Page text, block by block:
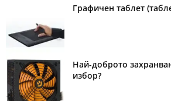
Графичен таблет
Най-доброто
избор?